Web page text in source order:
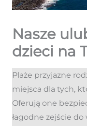
Nasze
dzieci na
Plaże przyjazne
miejsca dla tych,
Oferują one
łagodne zejście do